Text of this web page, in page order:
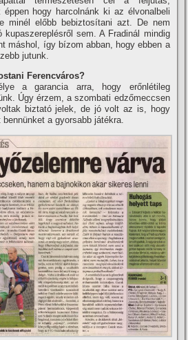
hogy harcolnánk ki az élvonalbeli
minél előbb bebiztosí­tani azt. De nem
kupaszereplésről sem. A Fradinál mindig
máshol, í­gy bí­zom abban, hogy ebben a
jutunk.
Ferencváros?
a garancia arra, hogy erőnlétileg
Úgy érzem, a szombati edzőmeccsen
biztató jelek, de jó volt az is, hogy
a gyorsabb játékra.